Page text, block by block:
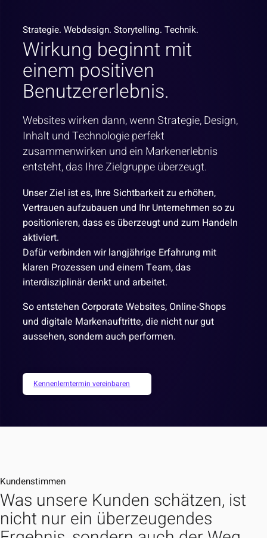
Strategie. Webdesign. Storytelling. Technik.
Wirkung beginnt mit
einem positiven
Benutzererlebnis.
Websites wirken dann, wenn Strategie, Design,
Inhalt und Technologie perfekt
zusammenwirken und ein Markenerlebnis
entsteht, das Ihre Zielgruppe überzeugt.
Unser Ziel ist es, Ihre Sichtbarkeit zu erhöhen,
Vertrauen aufzubauen und Ihr Unternehmen so zu
positionieren, dass es überzeugt und zum Handeln
aktiviert.
Dafür verbinden wir langjährige Erfahrung mit
klaren Prozessen und einem Team, das
interdisziplinär denkt und arbeitet.
So entstehen Corporate Websites, Online-Shops
und digitale Markenauftritte, die nicht nur gut
aussehen, sondern auch performen.
Kennenlerntermin vereinbaren
Kundenstimmen
Was unsere Kunden schätzen, ist
nicht nur ein überzeugendes